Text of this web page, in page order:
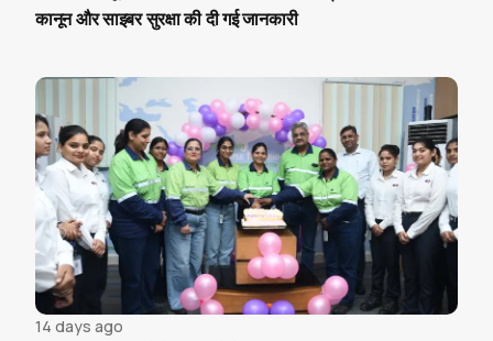
कानून और साइबर सुरक्षा की दी गई जानकारी
14 days ago